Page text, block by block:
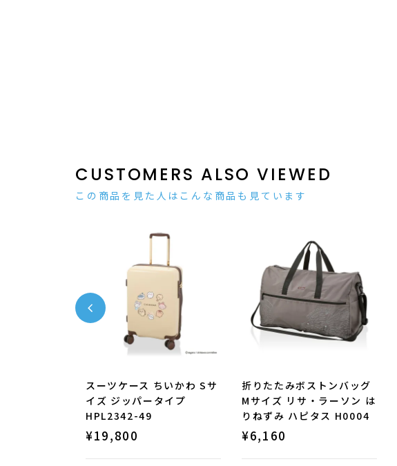
この商品を見た人はこんな商品も見ています
CUSTOMERS ALSO VIEWED
スーツケース ちいかわ Sサ
イズ ジッパータイプ
HPL2342-49
¥19,800
折りたたみボストンバッグ
Mサイズ リサ・ラーソン は
りねずみ ハピタス H0004
¥6,160